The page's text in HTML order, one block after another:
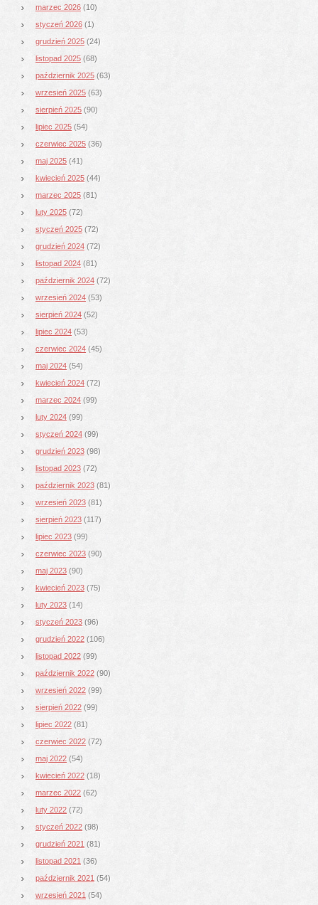
marzec 2026 (10)
styczeń 2026 (1)
grudzień 2025 (24)
listopad 2025 (68)
październik 2025 (63)
wrzesień 2025 (63)
sierpień 2025 (90)
lipiec 2025 (54)
czerwiec 2025 (36)
maj 2025 (41)
kwiecień 2025 (44)
marzec 2025 (81)
luty 2025 (72)
styczeń 2025 (72)
grudzień 2024 (72)
listopad 2024 (81)
październik 2024 (72)
wrzesień 2024 (53)
sierpień 2024 (52)
lipiec 2024 (53)
czerwiec 2024 (45)
maj 2024 (54)
kwiecień 2024 (72)
marzec 2024 (99)
luty 2024 (99)
styczeń 2024 (99)
grudzień 2023 (98)
listopad 2023 (72)
październik 2023 (81)
wrzesień 2023 (81)
sierpień 2023 (117)
lipiec 2023 (99)
czerwiec 2023 (90)
maj 2023 (90)
kwiecień 2023 (75)
luty 2023 (14)
styczeń 2023 (96)
grudzień 2022 (106)
listopad 2022 (99)
październik 2022 (90)
wrzesień 2022 (99)
sierpień 2022 (99)
lipiec 2022 (81)
czerwiec 2022 (72)
maj 2022 (54)
kwiecień 2022 (18)
marzec 2022 (62)
luty 2022 (72)
styczeń 2022 (98)
grudzień 2021 (81)
listopad 2021 (36)
październik 2021 (54)
wrzesień 2021 (54)